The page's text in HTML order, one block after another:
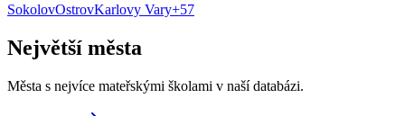
SokolovOstrovKarlovy Vary+57
Největší města
Města s nejvíce mateřskými školami v naší databázi.